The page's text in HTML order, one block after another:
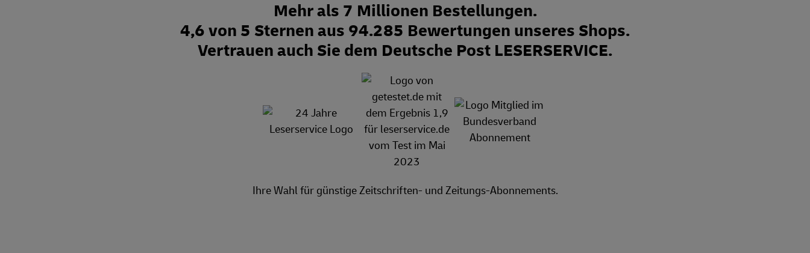
Mehr als 7 Millionen Bestellungen.
4,6 von 5 Sternen aus 94.285 Bewertungen unseres Shops.
Vertrauen auch Sie dem Deutsche Post LESERSERVICE.
Ihre Wahl für günstige Zeitschriften- und Zeitungs-Abonnements.